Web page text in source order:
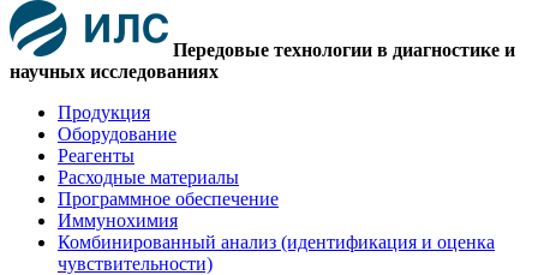
Передовые технологии в диагностике и
научных исследованиях
Продукция
Оборудование
Реагенты
Расходные материалы
Программное обеспечение
Иммунохимия
Комбинированный анализ (идентификация и оценка
чувствительности)